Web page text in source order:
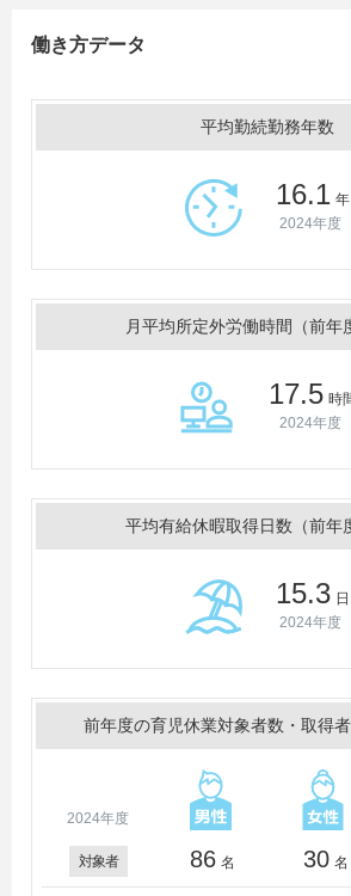
働き方データ
平均勤続勤務年数
16.1 年
2024年度
月平均所定外労働時間（前年
17.5 時
2024年度
平均有給休暇取得日数（前年
15.3 日
2024年度
前年度の育児休業対象者数・取得者
2024年度
対象者 86 名 30 名